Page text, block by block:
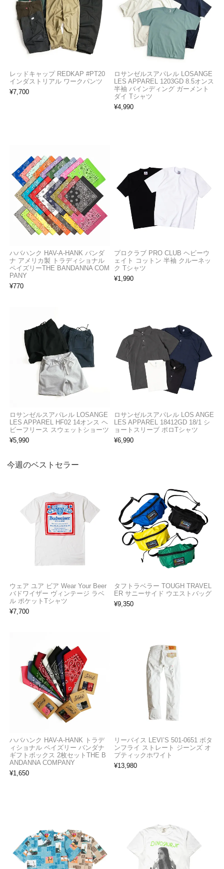
レッドキャップ REDKAP #PT20
インダストリアル ワークパンツ
¥7,700
ロサンゼルスアパレル LOSANGE
LES APPAREL 1203GD 8.5オンス
半袖 バインディング ガーメント
ダイ Tシャツ
¥4,990
ハバハンク HAV-A-HANK バンダ
ナ アメリカ製 トラディショナル
ペイズリーTHE BANDANNA COM
PANY
¥770
プロクラブ PRO CLUB ヘビーウ
ェイト コットン 半袖 クルーネッ
ク Tシャツ
¥1,990
ロサンゼルスアパレル LOSANGE
LES APPAREL HF02 14オンス ヘ
ビーフリース スウェットショーツ
¥5,990
ロサンゼルスアパレル LOS ANGE
LES APPAREL 18412GD 18/1 シ
ョートスリーブ ポロTシャツ
¥6,990
今週のベストセラー
ウェア ユア ビア Wear Your Beer
バドワイザー ヴィンテージ ラベ
ル ポケットTシャツ
¥7,700
タフトラベラー TOUGH TRAVEL
ER サニーサイド ウエストバッグ
¥9,350
ハバハンク HAV-A-HANK トラデ
ィショナル ペイズリー バンダナ
ギフトボックス 2枚セットTHE B
ANDANNA COMPANY
¥1,650
リーバイス LEVI’S 501-0651 ボタ
ンフライ ストレート ジーンズ オ
プティックホワイト
¥13,980